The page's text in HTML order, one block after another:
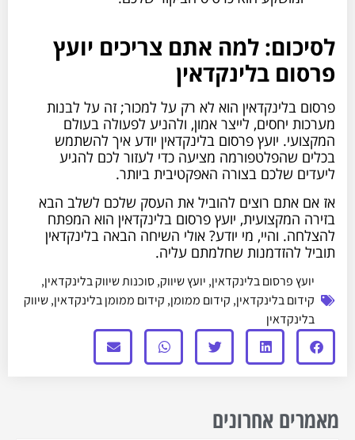
לסיכום: למה אתם צריכים יועץ
פרסום בלינקדאין
פרסום בלינקדאין הוא לא רק על למכור; זה על לבנות
מערכות יחסים, לייצר אמון, ולהניע לפעולה בעולם
המקצועי. יועץ פרסום בלינקדאין יודע איך להשתמש
בכלים שהפלטפורמה מציעה כדי לעזור לכם להגיע
ליעדים שלכם בצורה האפקטיבית ביותר.
אז אם אתם רוצים להוביל את העסק שלכם לשלב הבא
בזירה המקצועית, יועץ פרסום בלינקדאין הוא המפתח
להצלחה. והיי, מי יודע? אולי השיחה הבאה בלינקדאין
תוביל להזדמנות שחלמתם עליה.
יועץ פרסום בלינקדאין,יועץ שיווק,סוכנות שיווק בלינקדאין,
קידום בלינקדאין,קידום ממומן,קידום ממומן בלינקדאין,שיווק
בלינקדאין
מאמרים אחרונים